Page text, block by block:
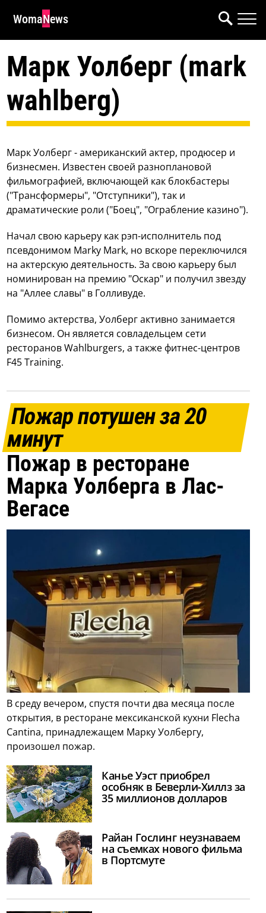
WomaNews
Марк Уолберг (mark
wahlberg)
Марк Уолберг - американский актер, продюсер и
бизнесмен. Известен своей разноплановой
фильмографией, включающей как блокбастеры
("Трансформеры", "Отступники"), так и
драматические роли ("Боец", "Ограбление казино").
Начал свою карьеру как рэп-исполнитель под
псевдонимом Marky Mark, но вскоре переключился
на актерскую деятельность. За свою карьеру был
номинирован на премию "Оскар" и получил звезду
на "Аллее славы" в Голливуде.
Помимо актерства, Уолберг активно занимается
бизнесом. Он является совладельцем сети
ресторанов Wahlburgers, а также фитнес-центров
F45 Training.
Пожар потушен за 20
минут
Пожар в ресторане
Марка Уолберга в Лас-
Вегасе
В среду вечером, спустя почти два месяца после
открытия, в ресторане мексиканской кухни Flecha
Cantina, принадлежащем Марку Уолбергу,
произошел пожар.
Канье Уэст приобрел
особняк в Беверли-Хиллз за
35 миллионов долларов
Райан Гослинг неузнаваем
на съемках нового фильма
в Портсмуте